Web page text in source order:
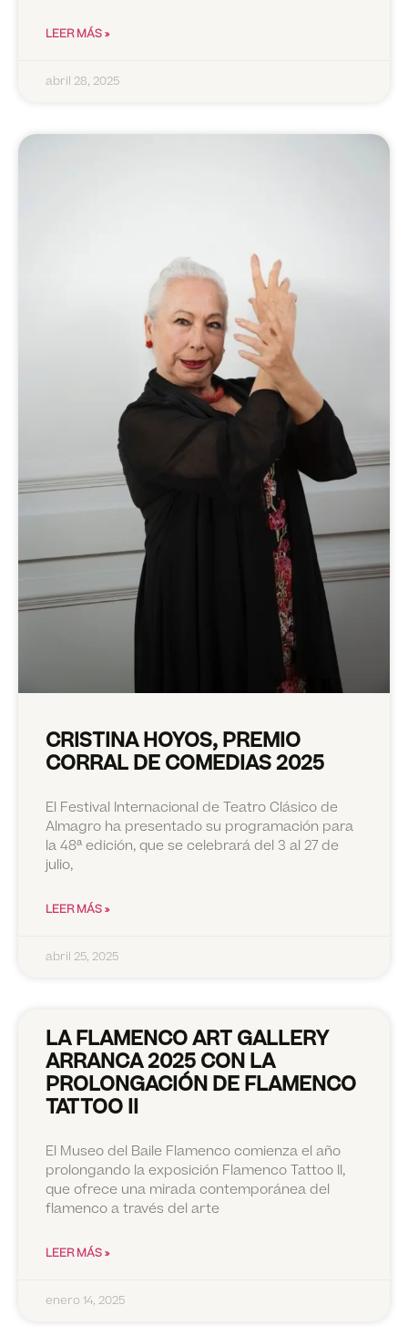
LEER MÁS »
abril 28, 2025
CRISTINA HOYOS, PREMIO
CORRAL DE COMEDIAS 2025
El Festival Internacional de Teatro Clásico de
Almagro ha presentado su programación para
la 48ª edición, que se celebrará del 3 al 27 de
julio,
LEER MÁS »
abril 25, 2025
LA FLAMENCO ART GALLERY
ARRANCA 2025 CON LA
PROLONGACIÓN DE FLAMENCO
TATTOO II
El Museo del Baile Flamenco comienza el año
prolongando la exposición Flamenco Tattoo II,
que ofrece una mirada contemporánea del
flamenco a través del arte
LEER MÁS »
enero 14, 2025